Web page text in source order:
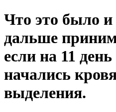
Что это было
дальше
если на 11
начались
выделения.